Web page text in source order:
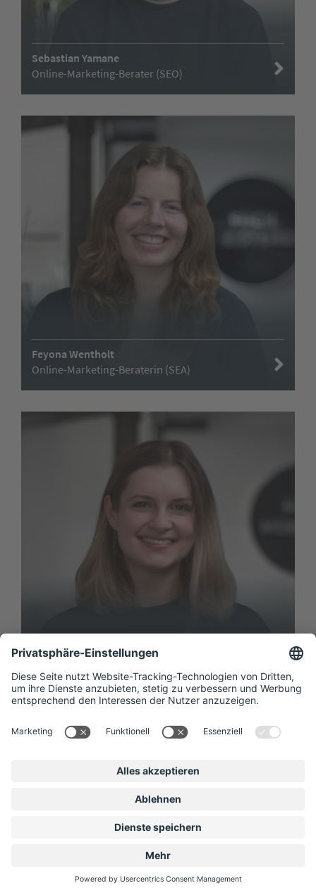
Sebastian Yamane
Online-Marketing-Berater (SEO)
Feyona Wentholt
Online-Marketing-Beraterin (SEA)
Anna Bezrogova